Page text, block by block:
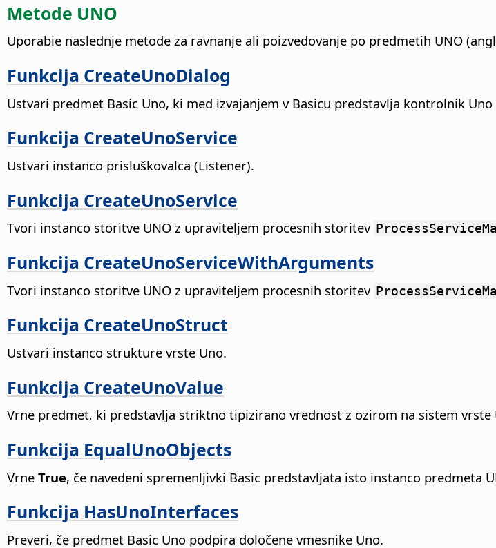
Metode UNO
Uporabie naslednje metode za ravnanje ali poizvedovanje po predmetih UNO
Funkcija CreateUnoDialog
Ustvari predmet Basic Uno, ki med izvajanjem v Basicu predstavlja kontrolnik
Funkcija CreateUnoService
Ustvari instanco prisluškovalca (Listener).
Funkcija CreateUnoService
Tvori instanco storitve UNO z upraviteljem procesnih storitev
Funkcija CreateUnoServiceWithArguments
Tvori instanco storitve UNO z upraviteljem procesnih storitev
Funkcija CreateUnoStruct
Ustvari instanco strukture vrste Uno.
Funkcija CreateUnoValue
Vrne predmet, ki predstavlja striktno tipizirano vrednost z ozirom na sistem vrste
Funkcija EqualUnoObjects
Vrne True, če navedeni spremenljivki Basic predstavljata isto instanco predmeta
Funkcija HasUnoInterfaces
Preveri, če predmet Basic Uno podpira določene vmesnike Uno.